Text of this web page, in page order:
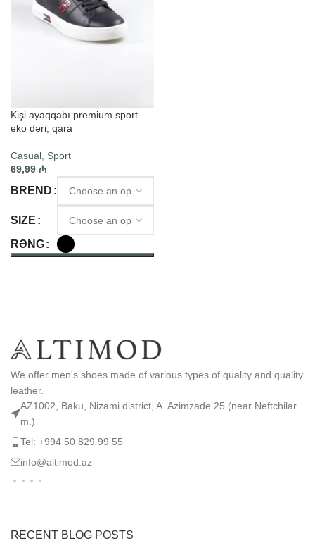
Kişi ayaqqabı premium sport –
eko dəri, qara
Casual Sport
69,99 ₼
BREND
SIZE
RƏNG
We offer men's shoes made of various types of quality and quality
leather.
AZ1002, Baku, Nizami district, A. Azimzade 25 (near Neftchilar
m.)
Tel: +994 50 829 99 55
info@altimod.az
RECENT BLOG POSTS